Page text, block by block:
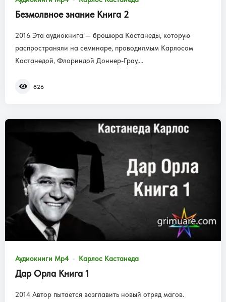
Безмолвное знание Книга 2
2016 Эта аудиокнига — брошюра Кастанеды, которую
распространяли на семинаре, проводилмым Карлосом
Кастанедой, Флориндой Доннер-Грау,...
826
Аудиокниги Mp4 Карлос Кастанеда
Дар Орла Книга 1
2014 Автор пытается возглавить новый отряд магов.